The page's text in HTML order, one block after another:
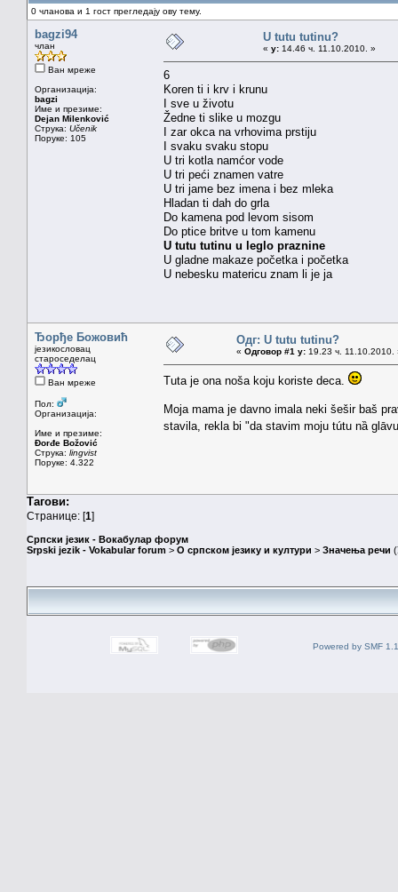
0 чланова и 1 гост прегледају ову тему.
bagzi94
члан
Ван мреже
Организација:
bagzi
Име и презиме:
Dejan Milenković
Струка: Učenik
Поруке: 105
U tutu tutinu?
« у: 14.46 ч. 11.10.2010. »
6
Koren ti i krv i krunu
I sve u životu
Žedne ti slike u mozgu
I zar okca na vrhovima prstiju
I svaku svaku stopu
U tri kotla namćor vode
U tri peći znamen vatre
U tri jame bez imena i bez mleka
Hladan ti dah do grla
Do kamena pod levom sisom
Do ptice britve u tom kamenu
U tutu tutinu u leglo praznine
U gladne makaze početka i početka
U nebesku matericu znam li je ja
Ђорђе Божовић
језикословац
староседелац
Ван мреже
Пол:
Организација:
Име и презиме:
Đorđe Božović
Струка: lingvist
Поруке: 4.322
Одг: U tutu tutinu?
« Одговор #1 у: 19.23 ч. 11.10.2010.
Tuta je ona noša koju koriste deca.
Moja mama je davno imala neki šešir baš
stavila, rekla bi "da stavim moju tútu nȁ
Тагови:
Странице: [1]
Српски језик - Вокабулар форум
Srpski jezik - Vokabular forum > О српском језику и култури > Значења речи
Powered by SMF